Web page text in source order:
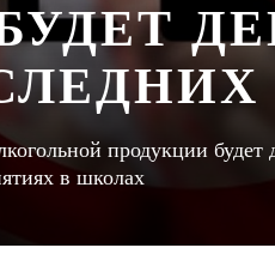
продукции будет
в школах